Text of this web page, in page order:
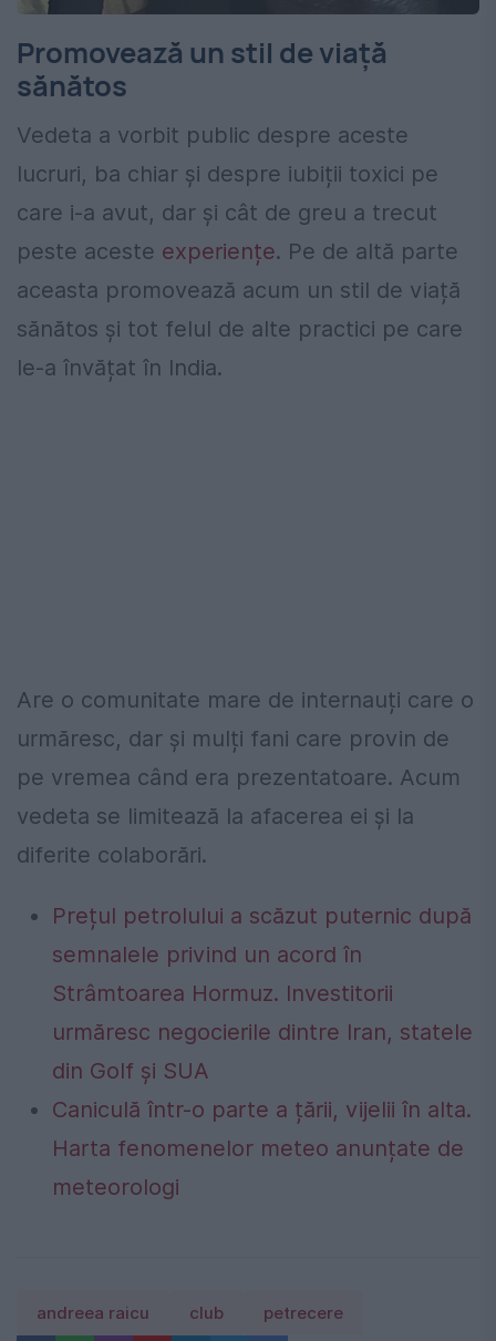
Promovează un stil de viață
sănătos
Vedeta a vorbit public despre aceste
lucruri, ba chiar și despre iubiții toxici pe
care i-a avut, dar și cât de greu a trecut
peste aceste experiențe. Pe de altă parte
aceasta promovează acum un stil de viață
sănătos și tot felul de alte practici pe care
le-a învățat în India.
Are o comunitate mare de internauți care o
urmăresc, dar și mulți fani care provin de
pe vremea când era prezentatoare. Acum
vedeta se limitează la afacerea ei și la
diferite colaborări.
Prețul petrolului a scăzut puternic după
semnalele privind un acord în
Strâmtoarea Hormuz. Investitorii
urmăresc negocierile dintre Iran, statele
din Golf și SUA
Caniculă într-o parte a țării, vijelii în alta.
Harta fenomenelor meteo anunțate de
meteorologi
andreea raicu club petrecere